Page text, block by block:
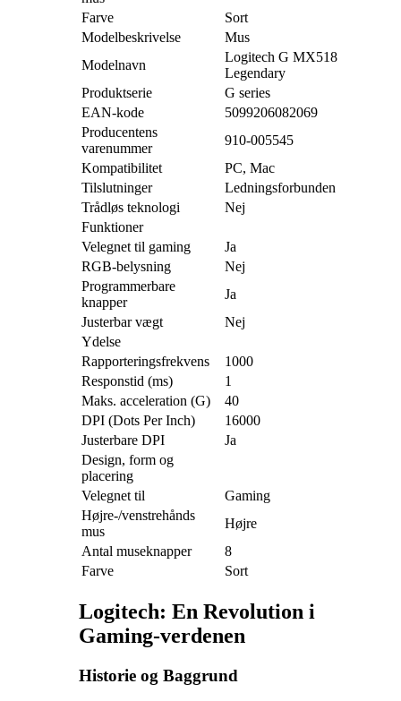
Farve
Sort
Modelbeskrivelse
Mus
Modelnavn
Logitech G MX518
Legendary
Produktserie
G series
EAN-kode
5099206082069
Producentens
varenummer
910-005545
Kompatibilitet
PC, Mac
Tilslutninger
Ledningsforbunden
Trådløs teknologi
Nej
Funktioner
Velegnet til gaming
Ja
RGB-belysning
Nej
Programmerbare
knapper
Ja
Justerbar vægt
Nej
Ydelse
Rapporteringsfrekvens
1000
Responstid (ms)
1
Maks. acceleration (G)
40
DPI (Dots Per Inch)
16000
Justerbare DPI
Ja
Design, form og
placering
Velegnet til
Gaming
Højre-/venstrehånds
mus
Højre
Antal museknapper
8
Farve
Sort
Logitech: En Revolution i
Gaming-verdenen
Historie og Baggrund